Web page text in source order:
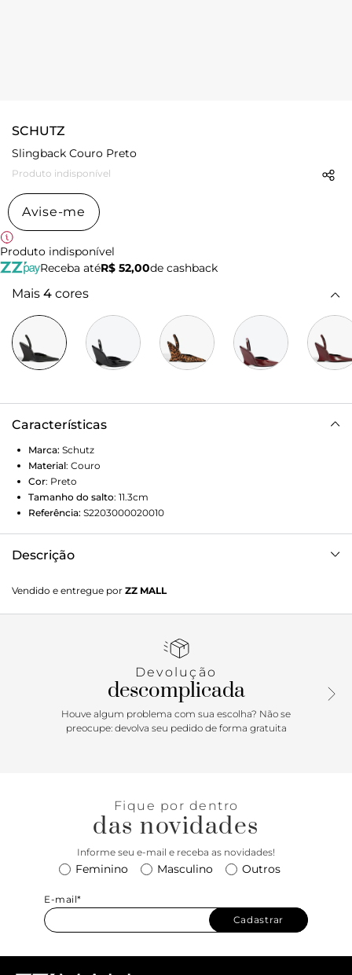
SCHUTZ
Slingback Couro Preto
Produto indisponível
Avise-me
Produto indisponível
Receba atéR$ 52,00de cashback
Mais 4 cores
Características
Marca: Schutz
Material: Couro
Cor: Preto
Tamanho do salto: 11.3cm
Referência: S2203000020010
Descrição
couro com bico fino e salto anabelado é a combinação
perfeita de sofisticação e modernidade. O formato sinuoso
toda a diferença, garantindo que você fique confortável o
Vendido e entregue por ZZ MALL
Devolução
descomplicada
Houve algum problema com sua escolha? Não se
preocupe: devolva seu pedido de forma gratuita
Fique por dentro
das novidades
Informe seu e-mail e receba as novidades!
Feminino Masculino Outros
E-mail*
Cadastrar